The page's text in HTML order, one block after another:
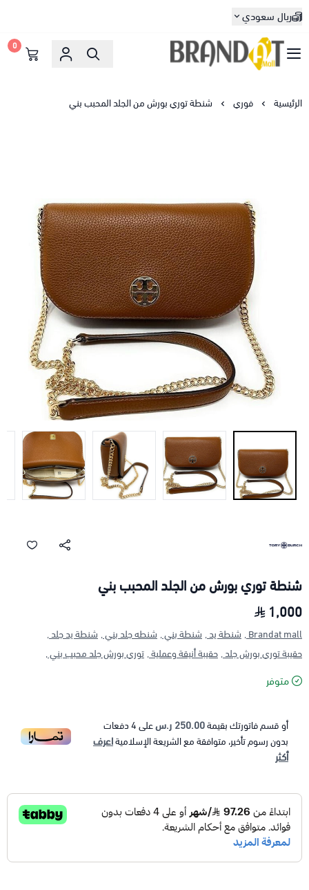
ريال سعودي
براندات مول
0
الرئيسية فوري شنطة توري بورش من الجلد المحبب بني
شنطة توري بورش من الجلد المحبب بني
1,000
Brandat mall , شنطة يد , شنطة بني , شنطه جلد بني , شنطة يد جلد ,
حقيبة توري بورش جلد , حقيبة أنيقة وعملية , توري بورش جلد محبب بني ,
متوفر
أو قسم فاتورتك بقيمة250.00 ر.س على4دفعات
بدون رسوم تأخير، متوافقة مع الشريعة الإسلاميةاعرف
أكثر